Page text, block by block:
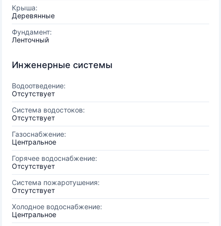
Крыша:
Деревянные
Фундамент:
Ленточный
Инженерные системы
Водоотведение:
Отсутствует
Система водостоков:
Отсутствует
Газоснабжение:
Центральное
Горячее водоснабжение:
Отсутствует
Система пожаротушения:
Отсутствует
Холодное водоснабжение:
Центральное